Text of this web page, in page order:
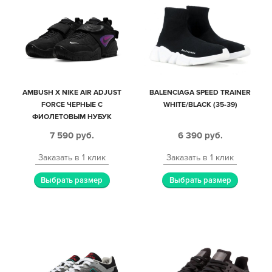
AMBUSH X NIKE AIR ADJUST
FORCE ЧЕРНЫЕ С
ФИОЛЕТОВЫМ НУБУК
7 590 руб.
Заказать в 1 клик
Выбрать размер
BALENCIAGA SPEED TRAINER
WHITE/BLACK (35-39)
6 390 руб.
Заказать в 1 клик
Выбрать размер